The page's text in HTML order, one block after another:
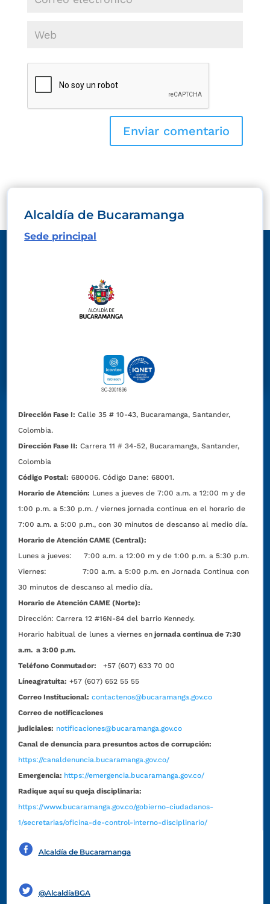
Alcaldía de Bucaramanga
Sede principal
Dirección Fase I: Calle 35 # 10-43, Bucaramanga, Santander,
Colombia.
Dirección Fase II: Carrera 11 # 34-52, Bucaramanga, Santander,
Colombia
Código Postal: 680006. Código Dane: 68001.
Horario de Atención: Lunes a jueves de 7:00 a.m. a 12:00 m y de
1:00 p.m. a 5:30 p.m. / viernes jornada continua en el horario de
7:00 a.m. a 5:00 p.m., con 30 minutos de descanso al medio día.
Horario de Atención CAME (Central):
Lunes a jueves: 7:00 a.m. a 12:00 m y de 1:00 p.m. a 5:30 p.m.
Viernes: 7:00 a.m. a 5:00 p.m. en Jornada Continua con
30 minutos de descanso al medio día.
Horario de Atención CAME (Norte):
Dirección:Carrera 12 #16N-84 del barrio Kennedy.
Horario habitual de lunes a viernes en jornada continua de 7:30
a.m. a 3:00 p.m.
Teléfono Conmutador:
+57 (607) 633 70 00
Líneagratuita: +57 (607) 652 55 55
Correo Institucional: contactenos@bucaramanga.gov.co
Correo de notificaciones
judiciales: notificaciones@bucaramanga.gov.co
Canal de denuncia para presuntos actos de corrupción:
https://canaldenuncia.bucaramanga.gov.co/
Emergencia: https://emergencia.bucaramanga.gov.co/
Radique aquí su queja disciplinaria:
https://www.bucaramanga.gov.co/gobierno-ciudadanos-
1/secretarias/oficina-de-control-interno-disciplinario/
Alcaldía de Bucaramanga
@AlcaldíaBGA